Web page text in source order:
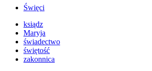
Święci
ksiądz
Maryja
świadectwo
świętość
zakonnica